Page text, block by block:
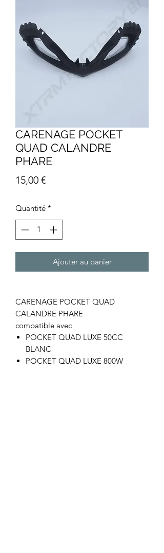
CARENAGE POCKET
QUAD CALANDRE
PHARE
15,00 €Prix
Quantité *
Ajouter au panier
CARENAGE POCKET QUAD
CALANDRE PHARE
compatible avec
POCKET QUAD LUXE 50CC
BLANC
POCKET QUAD LUXE 800W